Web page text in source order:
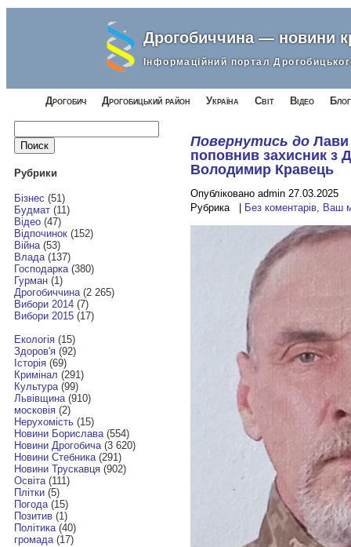
Дрогобиччина — новини
Інформаційний портал
Дрогобич Дрогобицький район Україна Світ Відео
Найти:
Рубрики
Бізнес (51)
Будмат(11)
Відео(47)
Відпочинок(152)
Війна(53)
Влада(137)
Господарка(380)
Гурман(1)
Дрогобиччина(2 265)
Вибори 2014(7)
Вибори 2015(17)
Екологія(15)
Здоров'я(92)
Історія(69)
Кримінал (291)
Культура(99)
Львівщина(910)
московія(2)
Нерухомість(15)
Новини Борислава(554)
Новини Дрогобича(3 620)
Новини Стебника(291)
Новини Трускавця(902)
Освіта(111)
Плітки(5)
Погода(15)
Позитив(1)
Політика(40)
громада(17)
Повернутись до Лави
поповнив захисник з
Володимир Кравець
Опубліковано admin 27.03.2025
Рубрика | Без коментарів, Ваш